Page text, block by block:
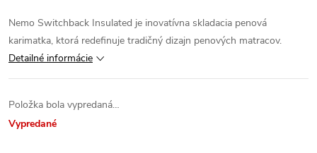
Nemo Switchback Insulated je inovatívna skladacia penová
karimatka, ktorá redefinuje tradičný dizajn penových matracov.
Detailné informácie
Položka bola vypredaná…
Vypredané